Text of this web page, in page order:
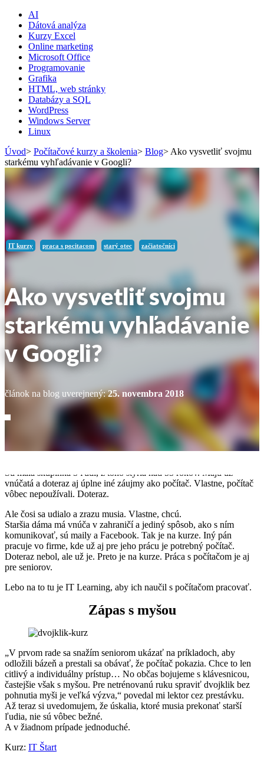
AI
Dátová analýza
Kurzy Excel
Online marketing
Microsoft Office
Programovanie
Grafika
HTML, web stránky
Databázy a SQL
WordPress
Windows Server
Linux
Úvod> Počítačové kurzy a školenia> Blog> Ako vysvetliť svojmu
starkému vyhľadávanie v Googli?
IT kurzy praca s pocitacom starý otec začiatočníci
Ako vysvetliť svojmu
starkému vyhľadávanie
v Googli?
článok na blog uverejnený:25. novembra 2018
„Ja sa toto nikdy nenaučím,“ povzdychol si starší pán sediaci vedľa
Sú malá skupinka 5 ľudí, z toho štyria nad 55 rokov. Majú už
vnúčatá a doteraz aj úplne iné záujmy ako počítač. Vlastne, počítač
vôbec nepoužívali. Doteraz.
Ale čosi sa udialo a zrazu musia. Vlastne, chcú.
Staršia dáma má vnúča v zahraničí a jediný spôsob, ako s ním
komunikovať, sú maily a Facebook. Tak je na kurze. Iný pán
pracuje vo firme, kde už aj pre jeho prácu je potrebný počítač.
Doteraz nebol, ale už je. Preto je na kurze. Práca s počítačom je aj
pre seniorov.
Lebo na to tu je IT Learning, aby ich naučil s počítačom pracovať.
Zápas s myšou
„V prvom rade sa snažím seniorom ukázať na príkladoch, aby
odložili bázeň a prestali sa obávať, že počítač pokazia. Chce to len
citlivý a individuálny prístup… No občas bojujeme s klávesnicou,
častejšie však s myšou. Pre netrénovanú ruku spraviť dvojklik bez
pohnutia myši je veľká výzva,“ povedal mi lektor cez prestávku.
Až teraz si uvedomujem, že úskalia, ktoré musia prekonať starší
ľudia, nie sú vôbec bežné.
A v žiadnom prípade jednoduché.
Kurz: IT Štart